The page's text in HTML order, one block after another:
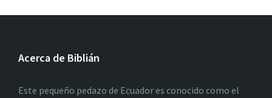
Acerca de Biblián
Este pequeño pedazo de Ecuador es conocido como el